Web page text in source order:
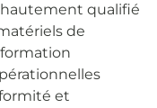
hautement qualifié
de
et